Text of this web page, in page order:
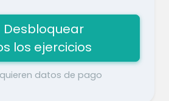
Desbloquear
los ejercicios
datos de pago